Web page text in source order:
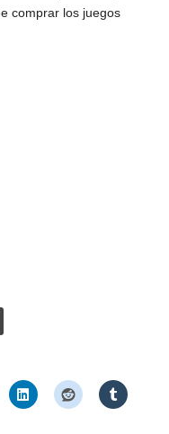
comprar los juegos